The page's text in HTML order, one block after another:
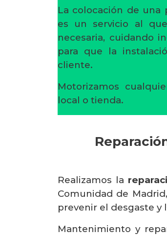
La colocación de una
es un servicio al
necesaria, cuidando
para que la
cliente.
Motorizamos
local o tienda.
Realizamos la
Comunidad de
prevenir el desgaste y
Mantenimiento y